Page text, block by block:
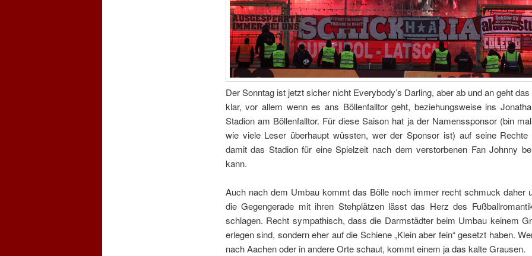
Der Sonntag ist jetzt sicher nicht Everybody’s Darling, aber ab und an geht
klar, vor allem wenn es ans Böllenfalltor geht, beziehungsweise ins
Stadion am Böllenfalltor. Für diese Saison hat ja der Namenssponsor (bin
wie viele Leser überhaupt wüssten, wer der Sponsor ist) auf seine Rechte
damit das Stadion für eine Spielzeit nach dem verstorbenen Fan Johnny
kann.
Auch nach dem Umbau kommt das Bölle noch immer recht schmuck daher
die Gegengerade mit ihren Stehplätzen lässt das Herz des
schlagen. Recht sympathisch, dass die Darmstädter beim Umbau keinem
erlegen sind, sondern eher auf die Schiene „Klein aber fein“ gesetzt haben.
nachAachenoder in andere Orte schaut, kommt einem ja das kalte Grausen.